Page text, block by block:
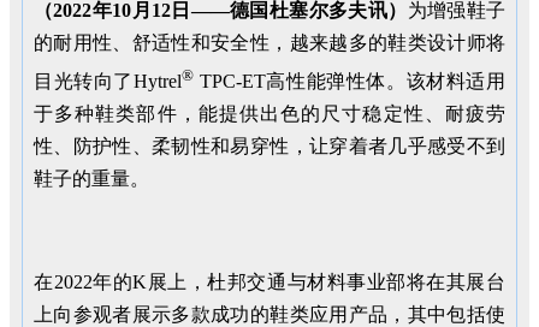
（2022年10 月 12日——德国杜塞尔多夫讯） 为增强鞋子
的耐用性、舒适性和安全性，越来越多的鞋类设计师将
目光转向了Hytrel® TPC-ET高性能弹性体。该材料适用
于多种鞋类部件，能提供出色的尺寸稳定性、耐疲劳
性、防护性、柔韧性和易穿性，让穿着者几乎感受不到
鞋子的重量。
在2022年的K展上，杜邦交通与材料事业部将在其展台
上向参观者展示多款成功的鞋类应用产品，其中包括使